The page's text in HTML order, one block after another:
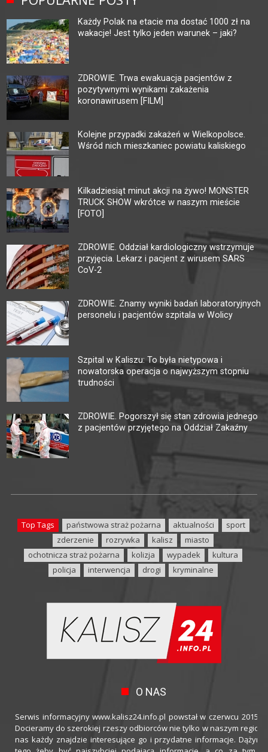
Każdy Polak na etacie ma dostać 1000 zł na
wakacje! Jest tylko jeden warunek – jaki?
ZDROWIE. Trwa ewakuacja pacjentów z
pozytywnymi wynikami zakażenia
koronawirusem [FILM]
Kolejne przypadki zakażeń w Wielkopolsce.
Wśród nich mieszkaniec powiatu kaliskiego
Kilkadziesiąt minut akcji na żywo! MONSTER
TRUCK SHOW wkrótce w naszym mieście
[FOTO]
ZDROWIE. Oddział kardiologiczny wstrzymuje
przyjęcia. Lekarz i pacjent z wirusem SARS
CoV-2
ZDROWIE. Znamy wyniki badań laboratoryjnych
personelu i pacjentów szpitala w Wolicy
Szpital w Kaliszu: To była nietypowa i
nowatorska operacja o najwyższym stopniu
trudności
ZDROWIE. Pogorszył się stan zdrowia jednego
z pacjentów przyjętego na Oddział Zakaźny
Top Tags państwowa straż pożarna aktualności
sport
zderzenie
rozrywka kalisz
miasto
ochotnicza straż pożarna
kolizja wypadek
kultura
policja
interwencja drogi kryminalne
O NAS
Serwis informacyjny www.kalisz24.info.pl powstał w czerwcu 2015
Docieramy do szerokiej rzeszy odbiorców nie tylko w naszym
nas każdy znajdzie interesujące go i przydatne informacje.